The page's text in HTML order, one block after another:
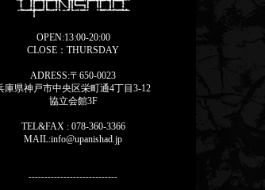
OPEN:13:00-20:00
CLOSE：THURSDAY
ADRESS:〒650-0023
庫県神戸市中央区栄町通4丁目3-12
協立会館3F
TEL&FAX : 078-360-3366
MAIL:info@upanishad.jp
----------------------------